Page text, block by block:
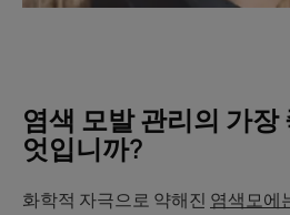
염색 모발 관리의 가장
엇입니까?
화학적 자극으로 약해진 염색모에